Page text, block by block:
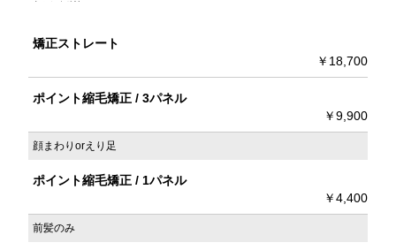
矯正ストレート
￥18,700
ポイント縮毛矯正 / 3パネル
￥9,900
顔まわりorえり足
ポイント縮毛矯正 / 1パネル
￥4,400
前髪のみ